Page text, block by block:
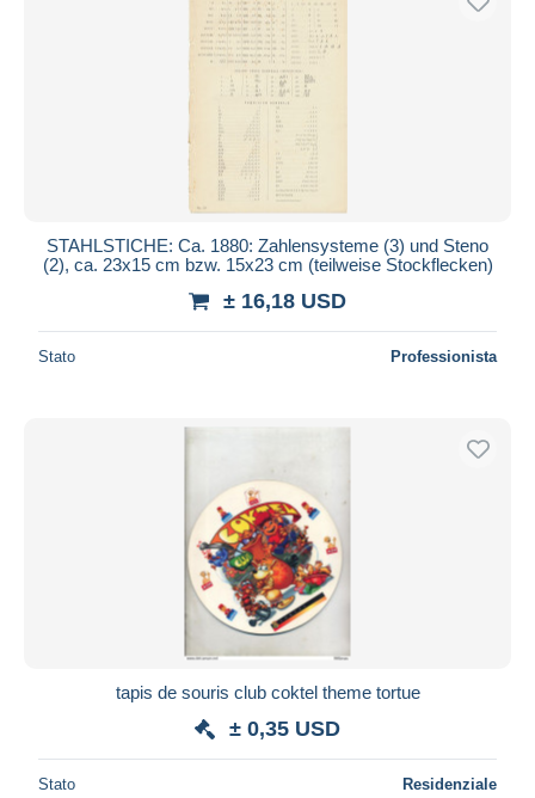
STAHLSTICHE: Ca. 1880: Zahlensysteme (3) und Steno
(2), ca. 23x15 cm bzw. 15x23 cm (teilweise Stockflecken)
± 16,18 USD
Stato Professionista
tapis de souris club coktel theme tortue
± 0,35 USD
Stato Residenziale